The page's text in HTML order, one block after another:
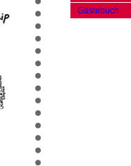
Gästebuch